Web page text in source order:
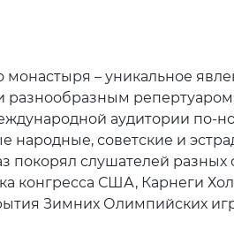
монастыря – уникальное
аудитории по-
народные, советские и
покорял слушателей
конгресса США, Карнеги
Зимних Олимпийских